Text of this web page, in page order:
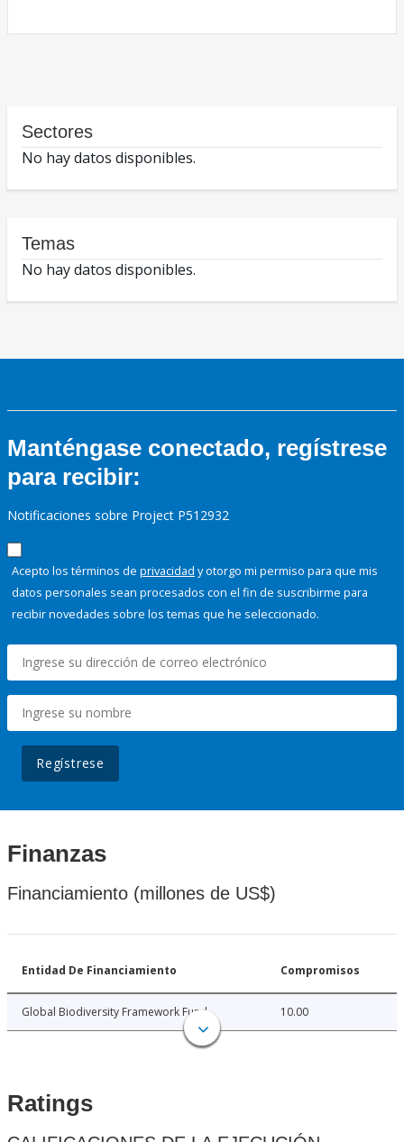
Sectores
No hay datos disponibles.
Temas
No hay datos disponibles.
Manténgase conectado, regístrese
para recibir:
Notificaciones sobre Project P512932
Acepto los términos de privacidad y otorgo mi permiso para que mis
datos personales sean procesados con el fin de suscribirme para
recibir novedades sobre los temas que he seleccionado.
Regístrese
Finanzas
Financiamiento (millones de US$)
Entidad De Financiamiento Compromisos
Global Biodiversity Framework Fund 10.00
Ratings